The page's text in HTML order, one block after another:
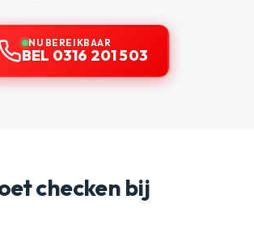
NU BEREIKBAAR
BEL 0316 201 503
checken bij